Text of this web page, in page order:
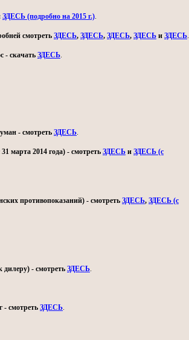
ЗДЕСЬ (подробно на 2015 г.).
смотреть ЗДЕСЬ, ЗДЕСЬ, ЗДЕСЬ, ЗДЕСЬ и ЗДЕСЬ.
- скачать ЗДЕСЬ.
- смотреть ЗДЕСЬ.
марта 2014 года) - смотреть ЗДЕСЬ и ЗДЕСЬ (с
противопоказаний) - смотреть ЗДЕСЬ, ЗДЕСЬ (с
- смотреть ЗДЕСЬ.
- смотреть ЗДЕСЬ.